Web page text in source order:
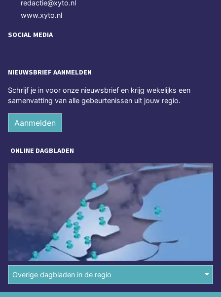
redactie@xyto.nl
www.xyto.nl
SOCIAL MEDIA
NIEUWSBRIEF AANMELDEN
Schrijf je in voor onze nieuwsbrief en krijg wekelijks een
samenvatting van alle gebeurtenissen uit jouw regio.
Aanmelden
ONLINE DAGBLADEN
Overige dagbladen in de regio